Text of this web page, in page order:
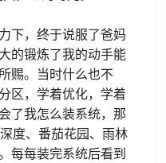
下，终于说服了爸妈
的锻炼了我的动手能
赐。当时什么也不
区，学着优化，学着
了我怎么装系统，那
度、番茄花园、雨林
每每装完系统后看到